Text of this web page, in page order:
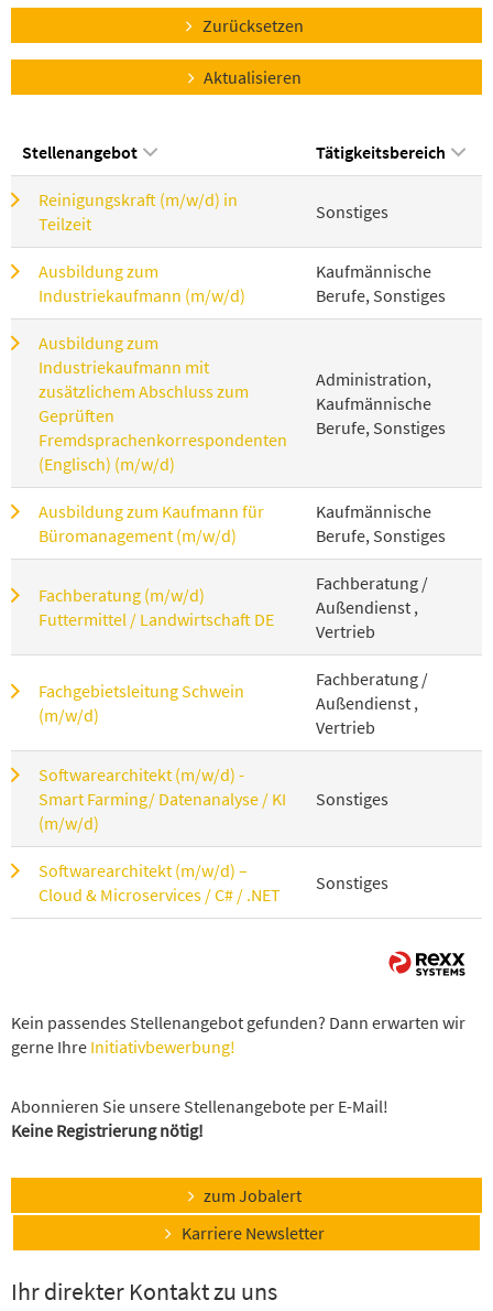
Zurücksetzen
Aktualisieren
Stellenangebot Tätigkeitsbereich
Reinigungskraft (m/w/d) in
Teilzeit
Sonstiges
Ausbildung zum
Industriekaufmann (m/w/d)
Kaufmännische
Berufe, Sonstiges
Ausbildung zum
Industriekaufmann mit
zusätzlichem Abschluss zum
Geprüften
Fremdsprachenkorrespondenten
(Englisch) (m/w/d)
Administration,
Kaufmännische
Berufe, Sonstiges
Ausbildung zum Kaufmann für
Büromanagement (m/w/d)
Kaufmännische
Berufe, Sonstiges
Fachberatung (m/w/d)
Futtermittel / Landwirtschaft DE
Fachberatung /
Außendienst ,
Vertrieb
Fachgebietsleitung Schwein
(m/w/d)
Fachberatung /
Außendienst ,
Vertrieb
Softwarearchitekt (m/w/d) -
Smart Farming/ Datenanalyse / KI
(m/w/d)
Sonstiges
Softwarearchitekt (m/w/d) –
Cloud & Microservices / C# / .NET
Sonstiges
Kein passendes Stellenangebot gefunden? Dann erwarten wir
gerne Ihre Initiativbewerbung!
Abonnieren Sie unsere Stellenangebote per E-Mail!
Keine Registrierung nötig!
zum Jobalert
Karriere Newsletter
Ihr direkter Kontakt zu uns